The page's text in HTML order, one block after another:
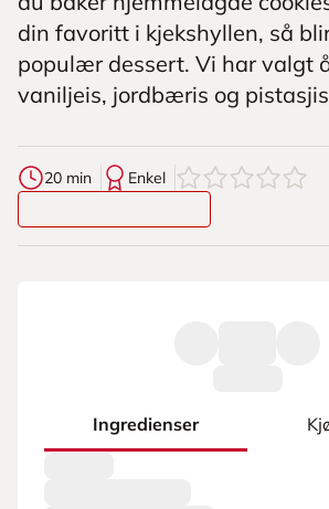
din favoritt i kjekshyllen, så
populær dessert. Vi har valgt
vaniljeis, jordbæris og
20 min Enkel 0av5stjerner
Ingredienser